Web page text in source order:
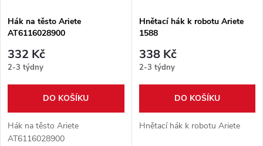
Hák na těsto Ariete
AT6116028900
332 Kč
2-3 týdny
DO KOŠÍKU
Hák na těsto Ariete
AT6116028900
Hnětací hák k robotu Ariete
1588
338 Kč
2-3 týdny
DO KOŠÍKU
Hnětací hák k robotu Ariete